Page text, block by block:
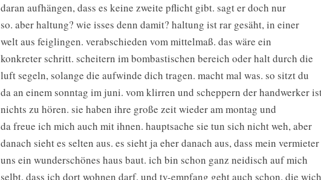
daran aufhängen, dass es keine zweite pflicht gibt. sagt er doch nur
so. aber haltung? wie isses denn damit? haltung ist rar gesäht, in einer
welt aus feiglingen. verabschieden vom mittelmaß. das wäre ein
konkreter schritt. scheitern im bombastischen bereich oder halt durch die
luft segeln, solange die aufwinde dich tragen. macht mal was. so sitzt du
da an einem sonntag im juni. vom klirren und scheppern der handwerker
nichts zu hören. sie haben ihre große zeit wieder am montag und
da freue ich mich auch mit ihnen. hauptsache sie tun sich nicht weh, aber
danach sieht es selten aus. es sieht ja eher danach aus, dass mein vermieter
uns ein wunderschönes haus baut. ich bin schon ganz neidisch auf mich
selbt, dass ich dort wohnen darf. und tv-empfang geht auch schon. die